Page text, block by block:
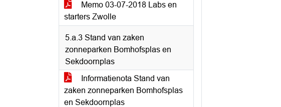
Memo 03-07-2018 Labs en
starters Zwolle
5.a.3 Stand van zaken
zonneparken Bomhofsplas en
Sekdoornplas
Informatienota Stand van
zaken zonneparken Bomhofsplas
en Sekdoornplas